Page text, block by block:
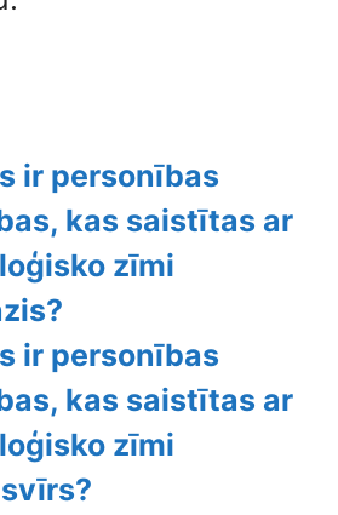
ir personības
kas saistītas ar
zīmi
ir personības
kas saistītas ar
zīmi